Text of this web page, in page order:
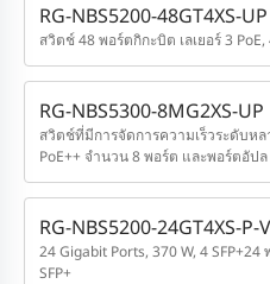
RG-NBS5200-48GT4XS-UP
สวิตช์ 48 พอร์ตกิกะบิต เลเยอร์ 3 PoE,
RG-NBS5300-8MG2XS-UP
สวิตช์ที่มีการจัดการความเร็วระดับห
PoE++ จำนวน 8 พอร์ต และพอร์ตอัปล
RG-NBS5200-24GT4XS-P-
24 Gigabit Ports, 370 W, 4
SFP+